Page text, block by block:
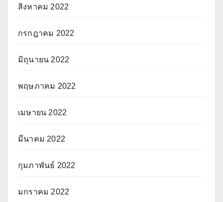
สิงหาคม 2022
กรกฎาคม 2022
มิถุนายน 2022
พฤษภาคม 2022
เมษายน 2022
มีนาคม 2022
กุมภาพันธ์ 2022
มกราคม 2022